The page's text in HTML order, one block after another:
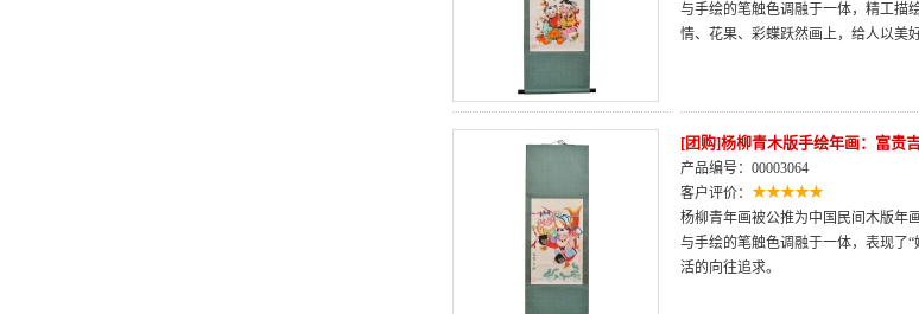
与手绘的笔触色调融于一体，精工描
情、花果、彩蝶跃然画上，给人以美
[团购]杨柳青木版手绘年画：富贵
产品编号：00003064
客户评价：
杨柳青年画被公推为中国民间木版年
与手绘的笔触色调融于一体，表现了
活的向往追求。